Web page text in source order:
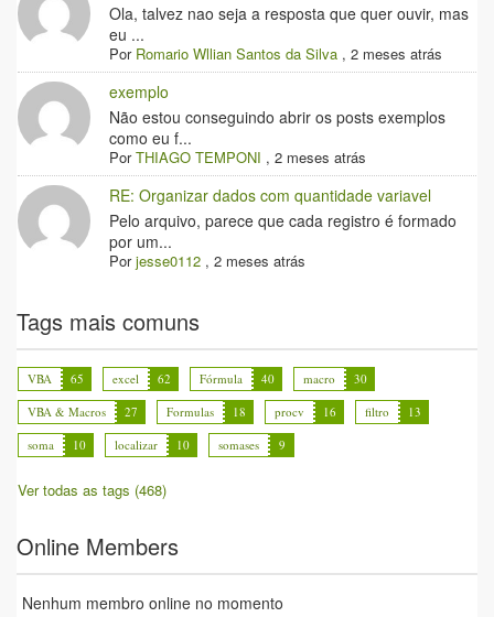
Ola, talvez nao seja a resposta que quer ouvir, mas
eu ...
Por Romario Wllian Santos da Silva ,2 meses atrás
exemplo
Não estou conseguindo abrir os posts exemplos
como eu f...
PorTHIAGO TEMPONI ,2 meses atrás
RE: Organizar dados com quantidade variavel
Pelo arquivo, parece que cada registro é formado
por um...
Porjesse0112 ,2 meses atrás
Tags mais comuns
VBA 65 excel 62 Fórmula 40 macro
30
VBA & Macros
27 Formulas 18 procv 16 filtro
13
soma
10 localizar 10 somases 9
Ver todas as tags (468)
Online Members
Nenhum membro online no momento